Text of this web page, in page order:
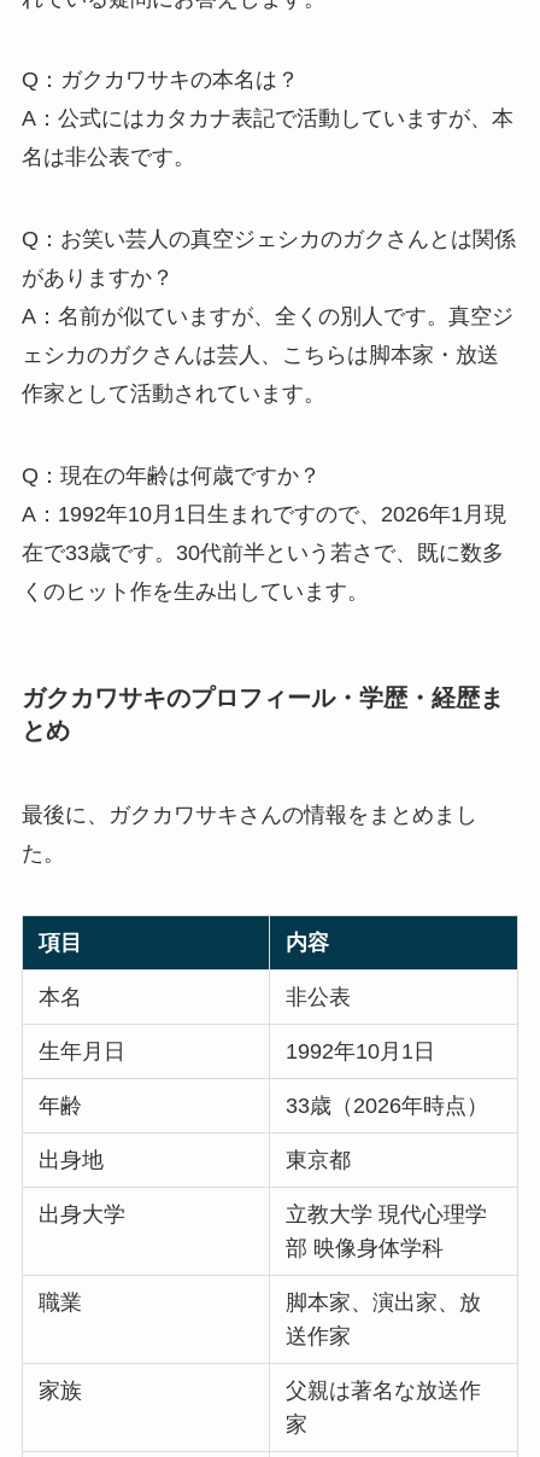
Q：ガクカワサキの本名は？
A：公式にはカタカナ表記で活動していますが、本
名は非公表です。
Q：お笑い芸人の真空ジェシカのガクさんとは関係
がありますか？
A：名前が似ていますが、全くの別人です。真空ジ
ェシカのガクさんは芸人、こちらは脚本家・放送
作家として活動されています。
Q：現在の年齢は何歳ですか？
A：1992年10月1日生まれですので、2026年1月現
在で33歳です。30代前半という若さで、既に数多
くのヒット作を生み出しています。
ガクカワサキのプロフィール・学歴・経歴ま
とめ
最後に、ガクカワサキさんの情報をまとめまし
た。
項目 内容
本名 非公表
生年月日 1992年10月1日
年齢 33歳（2026年時点）
出身地 東京都
出身大学
立教大学 現代心理学
部 映像身体学科
職業
脚本家、演出家、放
送作家
家族
父親は著名な放送作
家